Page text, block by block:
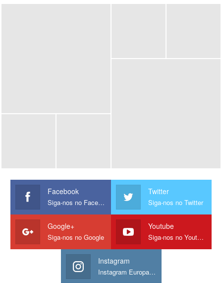
Facebook
Siga-nos no Facebook
Twitter
Siga-nos no Twitter
Google+
Siga-nos no Google
Youtube
Siga-nos no Youtube
Instagram
Instagram Europamos